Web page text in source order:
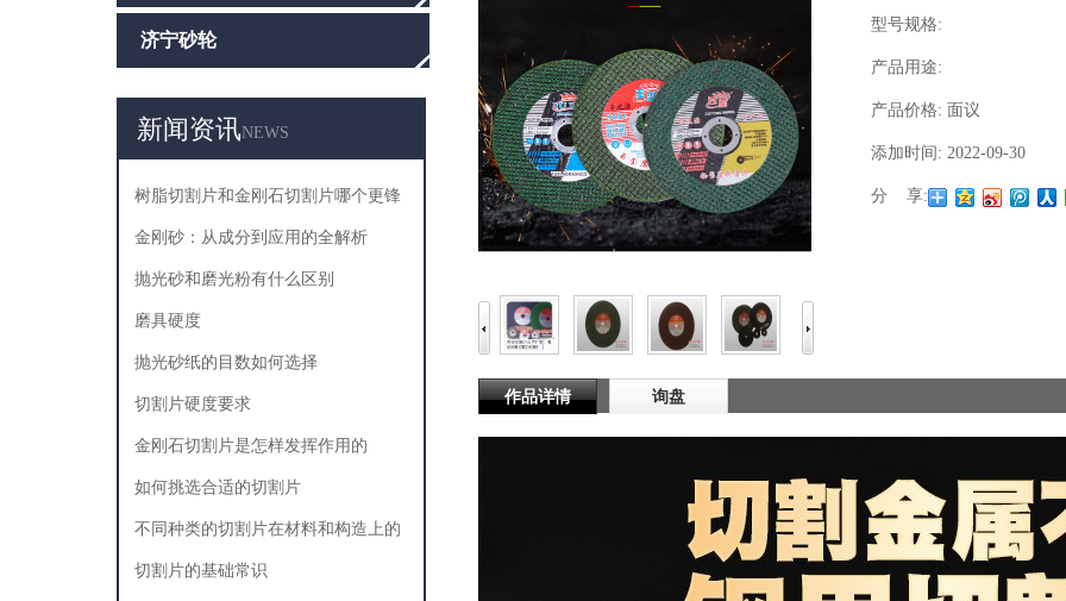
济宁砂轮
新闻资讯NEWS
树脂切割片和金刚石切割片哪个更锋
利
金刚砂：从成分到应用的全解析
抛光砂和磨光粉有什么区别
磨具硬度
抛光砂纸的目数如何选择
切割片硬度要求
金刚石切割片是怎样发挥作用的
如何挑选合适的切割片
不同种类的切割片在材料和构造上的
差别
切割片的基础常识
型号规格:
产品用途:
产品价格: 面议
添加时间: 2022-09-30
分 享:
作品详情 询盘